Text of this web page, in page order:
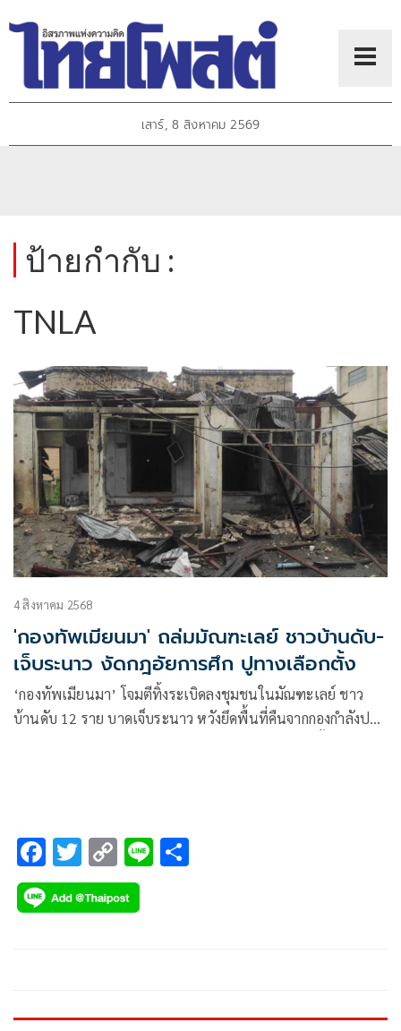
เสาร์, 8 สิงหาคม 2569
ป้ายกำกับ :
TNLA
4 สิงหาคม 2568
'กองทัพเมียนมา' ถล่มมัณฑะเลย์ ชาวบ้านดับ-
เจ็บระนาว งัดกฎอัยการศึก ปูทางเลือกตั้ง
‘กองทัพเมียนมา’ โจมตีทิ้งระเบิดลงชุมชนในมัณฑะเลย์ ชาว
บ้านดับ 12 ราย บาดเจ็บระนาว หวังยึดพื้นที่คืนจากกองกำลังปะ
F
ac
e
k
T
wi
tt
C
o
p
k
Li